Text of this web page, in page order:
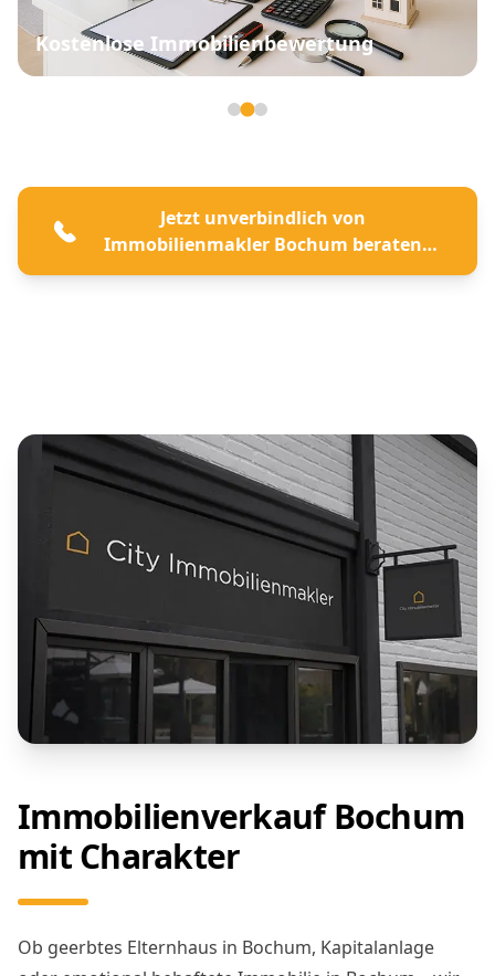
Kostenlose Immobilienbewertung
Jetzt unverbindlich von
Immobilienmakler Bochum beraten
lassen
Immobilienverkauf Bochum
mit Charakter
Ob geerbtes Elternhaus in Bochum, Kapitalanlage